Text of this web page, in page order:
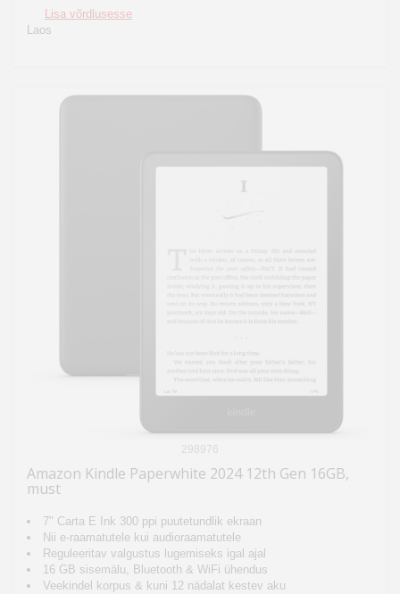
Lisa võrdlusesse
Laos
298976
Amazon Kindle Paperwhite 2024 12th Gen 16GB,
must
7" Carta E Ink 300 ppi puutetundlik ekraan
Nii e-raamatutele kui audioraamatutele
Reguleeritav valgustus lugemiseks igal ajal
16 GB sisemälu, Bluetooth & WiFi ühendus
Veekindel korpus & kuni 12 nädalat kestev aku